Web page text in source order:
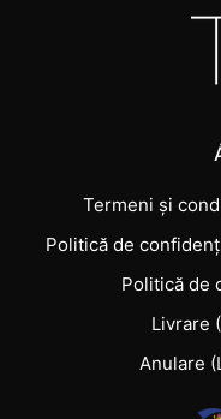
Termeni și
Politică de
Politică de
Livrare
Anulare